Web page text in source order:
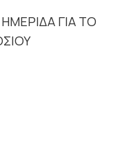
ΓΙΑ ΤΟ